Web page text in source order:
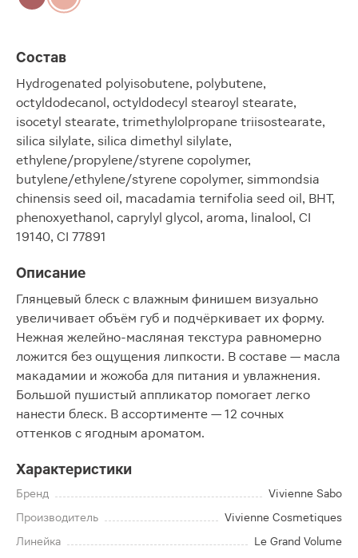
Состав
Hydrogenated polyisobutene, polybutene,
octyldodecanol, octyldodecyl stearoyl stearate,
isocetyl stearate, trimethylolpropane triisostearate,
silica silylate, silica dimethyl silylate,
ethylene/propylene/styrene copolymer,
butylene/ethylene/styrene copolymer, simmondsia
chinensis seed oil, macadamia ternifolia seed oil, BHT,
phenoxyethanol, caprylyl glycol, aroma, linalool, CI
19140, CI 77891
Описание
Глянцевый блеск с влажным финишем визуально
увеличивает объём губ и подчёркивает их форму.
Нежная желейно-масляная текстура равномерно
ложится без ощущения липкости. В составе — масла
макадамии и жожоба для питания и увлажнения.
Большой пушистый аппликатор помогает легко
нанести блеск. В ассортименте — 12 сочных
оттенков с ягодным ароматом.
Характеристики
Бренд
Vivienne Sabo
Производитель
Vivienne Cosmetiques
Линейка
Le Grand Volume